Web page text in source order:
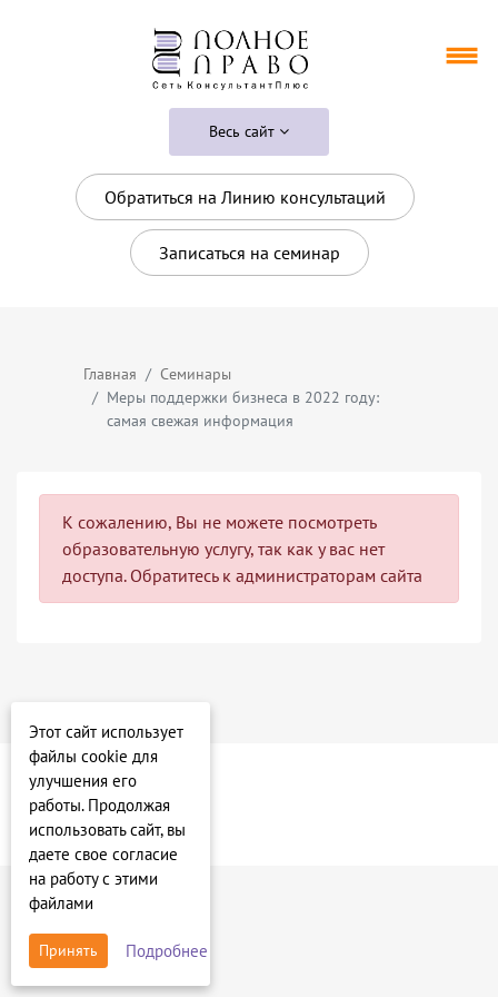
Весь сайт
Обратиться на Линию консультаций
Записаться на семинар
Главная
Семинары
Меры поддержки бизнеса в 2022 году:
самая свежая информация
К сожалению, Вы не можете посмотреть
образовательную услугу, так как у вас нет
доступа. Обратитесь к администраторам сайта
Этот сайт использует
файлы cookie для
улучшения его
работы. Продолжая
использовать сайт, вы
даете свое согласие
на работу с этими
файлами
Принять Подробнее